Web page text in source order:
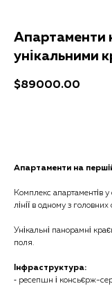
Апартаменти
унікальними
$89000.00
Апартаменти на
Комплекс апартаментів
лінії в одному з
Унікальні панорамні
поля.
Інфраструктура:
⁃ ресепшн і консьєрж-